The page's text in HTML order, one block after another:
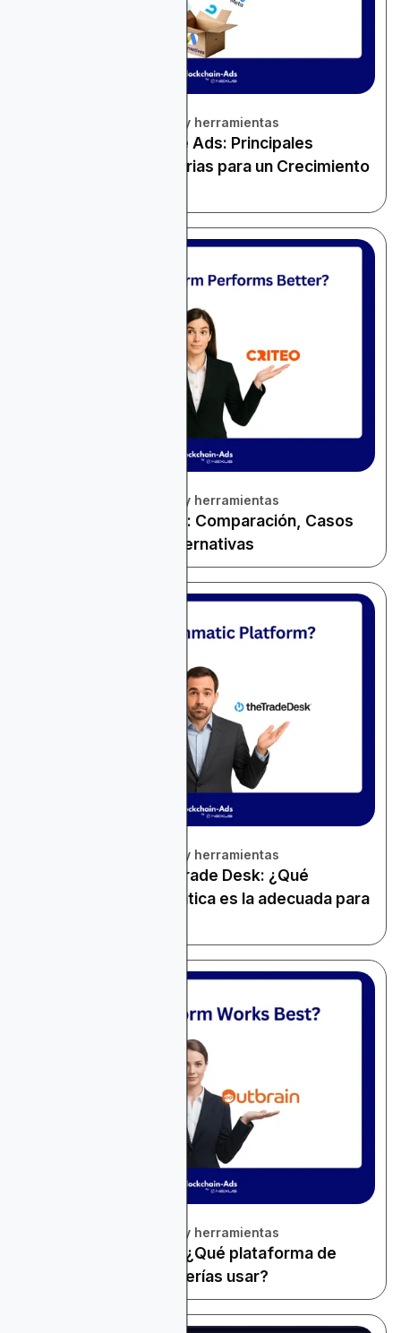
Revisión de plataformas y herramientas
Alternativas a Google Ads: Principales
Plataformas Publicitarias para un Crecimiento
Revisión de plataformas y herramientas
Criteo vs Google Ads: Comparación, Casos
de Uso y Mejores Alternativas
Revisión de plataformas y herramientas
StackAdapt vs The Trade Desk: ¿Qué
plataforma programática es la adecuada para
Revisión de plataformas y herramientas
Taboola vs Outbrain: ¿Qué plataforma de
publicidad nativa deberías usar?